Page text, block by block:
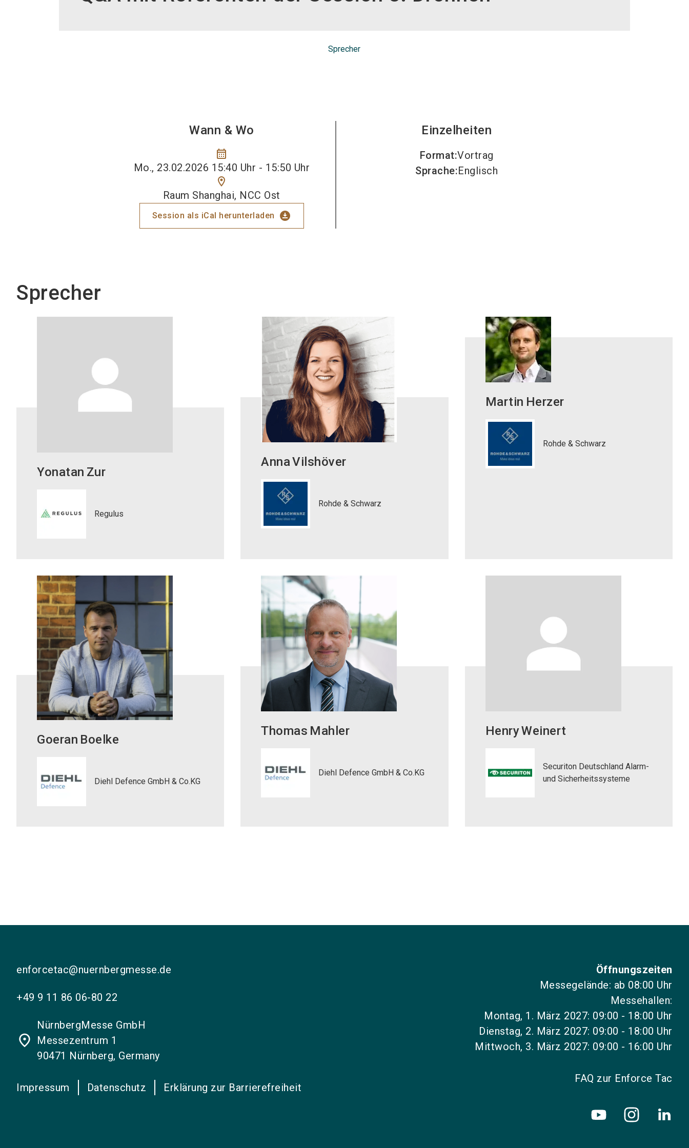
Sprecher
Wann & Wo
calendar_month
Mo., 23.02.2026 15:40 Uhr - 15:50 Uhr
location_on
Raum Shanghai, NCC Ost
Session als iCal herunterladen download_for_offline
Einzelheiten
Format:Vortrag
Sprache:Englisch
Sprecher
Yonatan Zur
Regulus
AnnaVilshöver
Rohde & Schwarz
Martin Herzer
Rohde & Schwarz
Goeran Boelke
Diehl Defence GmbH & Co.KG
Thomas Mahler
Diehl Defence GmbH & Co.KG
HenryWeinert
Securiton Deutschland Alarm-
und Sicherheitssysteme
enforcetac@nuernbergmesse.de
+49 9 11 86 06-80 22
place
NürnbergMesse GmbH
Messezentrum 1
90471 Nürnberg, Germany
Impressum Datenschutz Erklärung zur Barrierefreiheit
Öffnungszeiten
Messegelände: ab 08:00 Uhr
Messehallen:
Montag, 1. März 2027: 09:00 - 18:00 Uhr
Dienstag, 2. März 2027: 09:00 - 18:00 Uhr
Mittwoch, 3. März 2027: 09:00 - 16:00 Uhr
FAQ zur Enforce Tac